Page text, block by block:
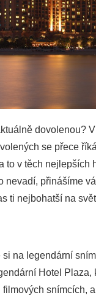
dovolenou?
se přece
to v těch nejlepších
nevadí, přinášíme
ti nejbohatší na
si na legendární
Hotel Plaza,
filmových snímcích,